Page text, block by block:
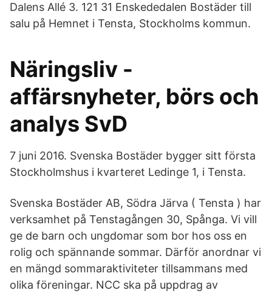
Dalens Allé 3. 121 31 Enskededalen Bostäder till
salu på Hemnet i Tensta, Stockholms kommun.
Näringsliv -
affärsnyheter, börs och
analys SvD
7 juni 2016. Svenska Bostäder bygger sitt första
Stockholmshus i kvarteret Ledinge 1, i Tensta.
Svenska Bostäder AB, Södra Järva ( Tensta ) har
verksamhet på Tenstagången 30, Spånga. Vi vill
ge de barn och ungdomar som bor hos oss en
rolig och spännande sommar. Därför anordnar vi
en mängd sommaraktiviteter tillsammans med
olika föreningar. NCC ska på uppdrag av